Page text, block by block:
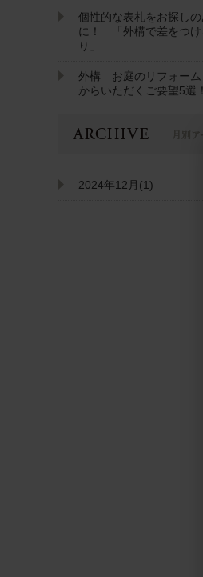
個性的な表札をお探しの
に！ 「外構で差をつけ
り」
外構 お庭のリフォー
からいただくご要望5選！
2024年12月(1)